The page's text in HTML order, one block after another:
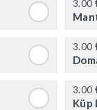
3.00
3.00
3.00
Küp